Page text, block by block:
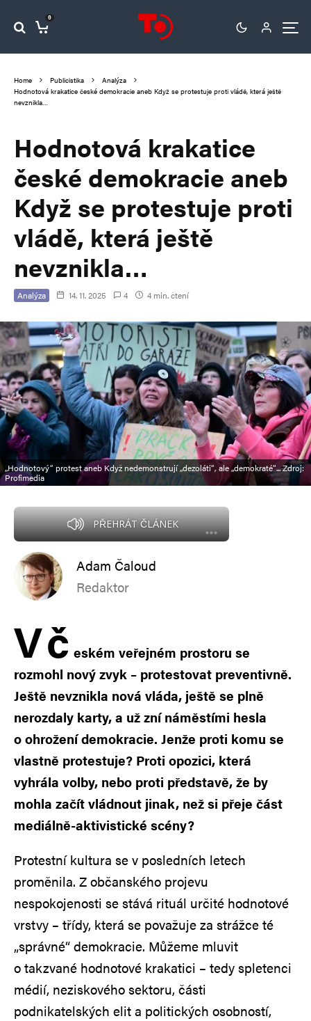
0
Home Publicistika
Analýza
Hodnotová krakatice české demokracie aneb Když se protestuje proti vládě, která ještě
nevznikla…
Hodnotová krakatice
české demokracie aneb
Když se protestuje proti
vládě, která ještě
nevznikla…
Analýza 14. 11. 2025 4 4 min. čtení
„Hodnotový“ protest aneb Když nedemonstrují „dezoláti“, ale „demokraté“... Zdroj:
Profimedia
PŘEHRÁT ČLÁNEK
Adam Čaloud
Redaktor
Vč eském veřejném prostoru se
rozmohl nový zvyk – protestovat preventivně.
Ještě nevznikla nová vláda, ještě se plně
nerozdaly karty, a už zní náměstími hesla
o ohrožení demokracie. Jenže proti komu se
vlastně protestuje? Proti opozici, která
vyhrála volby, nebo proti představě, že by
mohla začít vládnout jinak, než si přeje část
mediálně-aktivistické scény?
Protestní kultura se v posledních letech
proměnila. Z občanského projevu
nespokojenosti se stává rituál určité hodnotové
vrstvy – třídy, která se považuje za strážce té
„správné“ demokracie. Můžeme mluvit
o takzvané hodnotové krakatici – tedy spletenci
médií, neziskového sektoru, části
podnikatelských elit a politických osobností,